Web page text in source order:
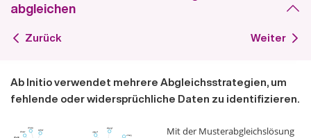
abgleichen
Zurück Weiter
Ab Initio verwendet mehrere Abgleichsstrategien, um
fehlende oder widersprüchliche Daten zu identifizieren.
Mit der Musterabgleichslösung